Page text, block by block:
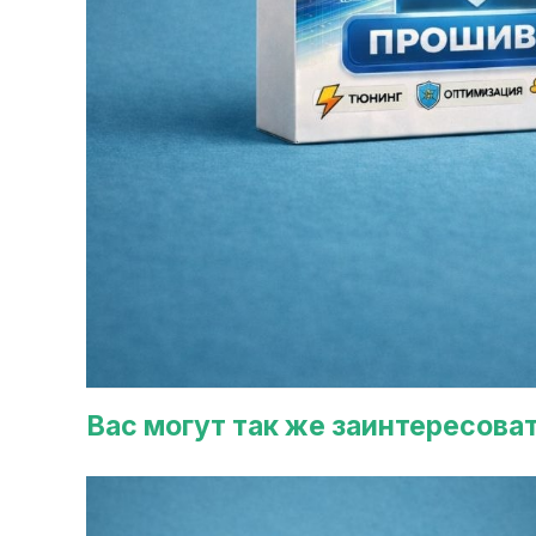
Вас могут так же